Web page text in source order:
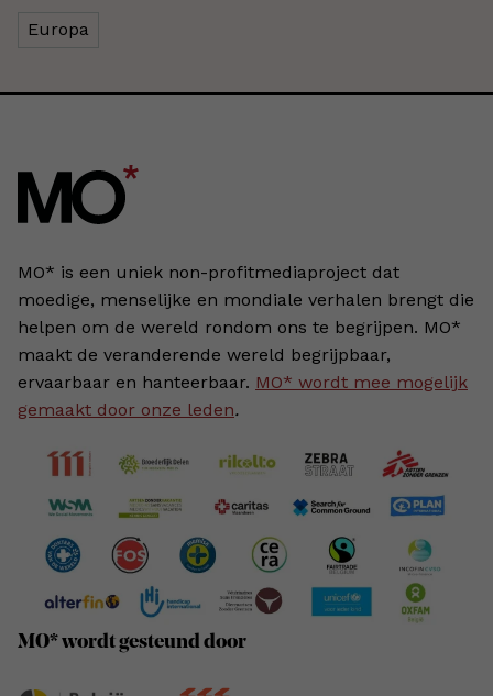
Europa
MO* is een uniek non-profitmediaproject dat
moedige, menselijke en mondiale verhalen brengt die
helpen om de wereld rondom ons te begrijpen. MO*
maakt de veranderende wereld begrijpbaar,
ervaarbaar en hanteerbaar. MO* wordt mee mogelijk
gemaakt door onze leden.
MO* wordt gesteund door